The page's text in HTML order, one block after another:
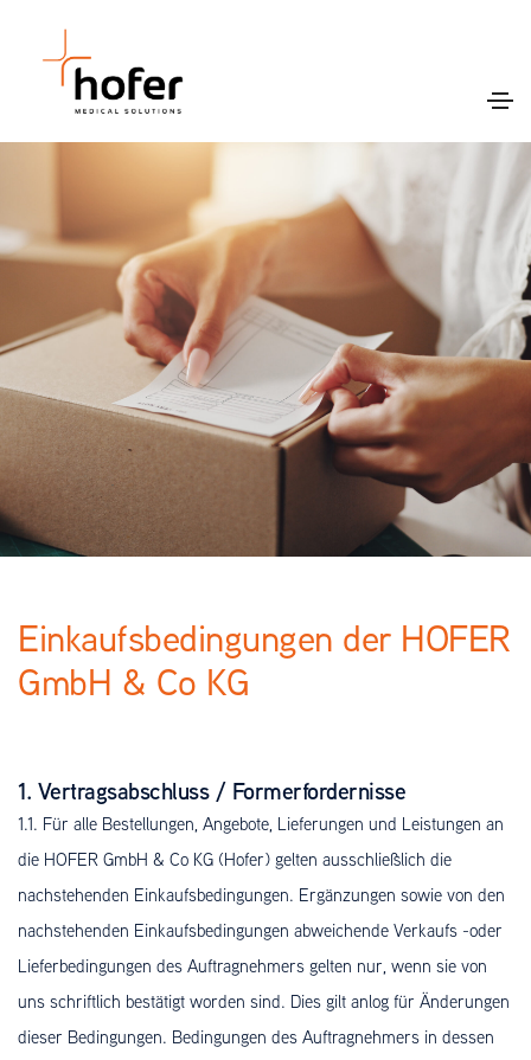
Einkaufsbedingungen der HOFER
GmbH & Co KG
1. Vertragsabschluss / Formerfordernisse
1.1. Für alle Bestellungen, Angebote, Lieferungen und Leistungen an
die HOFER GmbH & Co KG (Hofer) gelten ausschließlich die
nachstehenden Einkaufsbedingungen. Ergänzungen sowie von den
nachstehenden Einkaufsbedingungen abweichende Verkaufs -oder
Lieferbedingungen des Auftragnehmers gelten nur, wenn sie von
uns schriftlich bestätigt worden sind. Dies gilt anlog für Änderungen
dieser Bedingungen. Bedingungen des Auftragnehmers in dessen